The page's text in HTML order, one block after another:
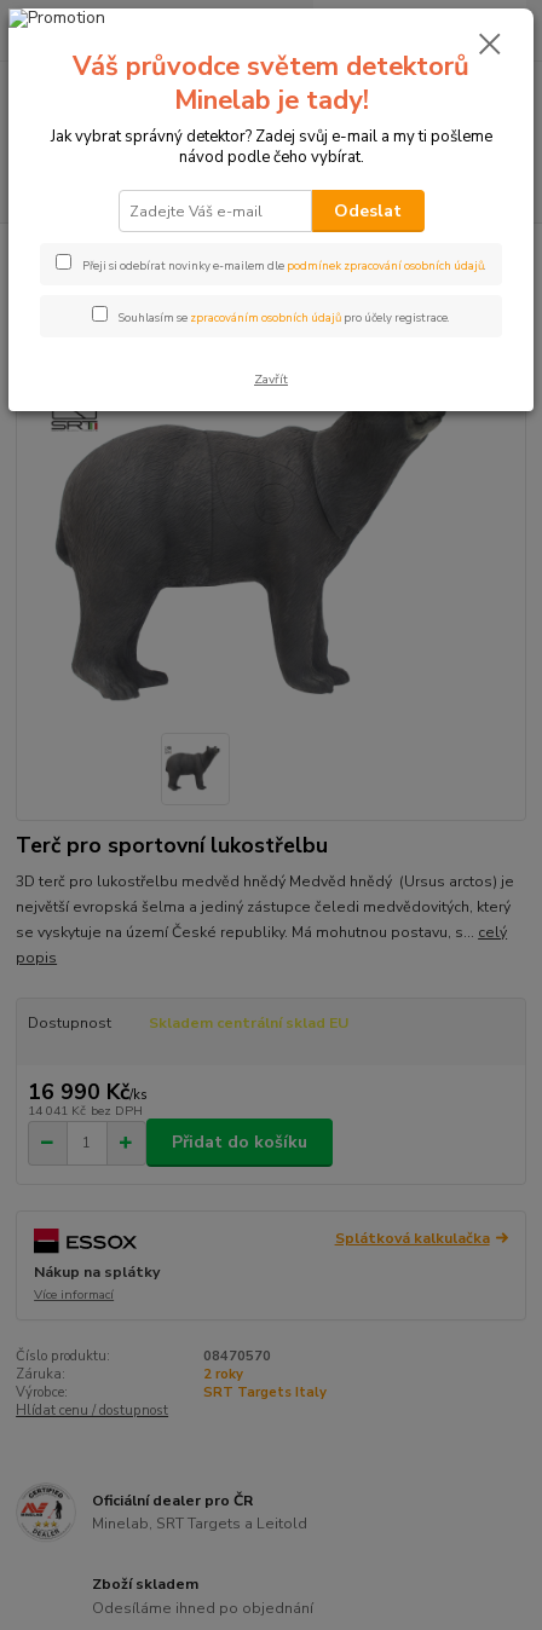
+420774877333
0 Kč
3D terč, medvěd hnědý
Terč pro sportovní lukostřelbu
3D terč pro lukostřelbu medvěd hnědý Medvěd hnědý (Ursus arctos) je
největší evropská šelma a jediný zástupce čeledi medvědovitých, který
se vyskytuje na území České republiky. Má mohutnou postavu, s... celý
popis
Dostupnost Skladem centrální sklad EU
16 990 Kč/ks
14 041 Kč bez DPH
Přidat do košíku
Splátková kalkulačka
Nákup na splátky
Více informací
Číslo produktu:
08470570
Záruka:
2 roky
Výrobce:
SRT Targets Italy
Hlídat cenu / dostupnost
Oficiální dealer pro ČR
Minelab, SRT Targets a Leitold
Zboží skladem
Odesíláme ihned po objednání
Váš průvodce světem detektorů
Minelab je tady!
Jak vybrat správný detektor? Zadej svůj e-mail a my ti pošleme
návod podle čeho vybírat.
Odeslat
Přeji si odebírat novinky e-mailem dle podmínek zpracování osobních údajů.
Souhlasím se zpracováním osobních údajů pro účely registrace.
Zavřít